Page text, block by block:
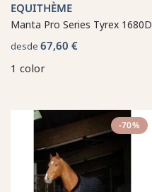
EQUITHÈME
Manta Pro Series Tyrex 1680D
desde 67,60 €
1 color
-70%